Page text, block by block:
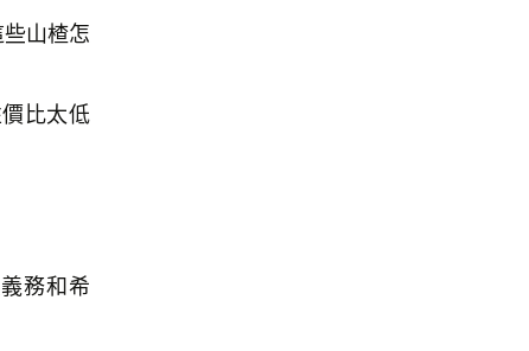
山楂怎
比太低
務和希